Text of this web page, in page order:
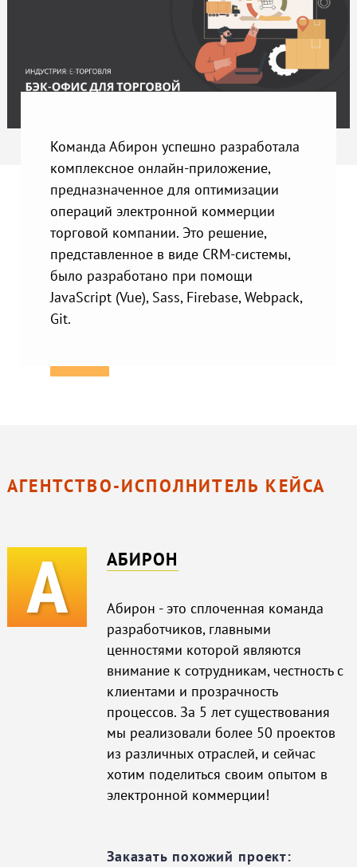
Команда Абирон успешно разработала
комплексное онлайн-приложение,
предназначенное для оптимизации
операций электронной коммерции
торговой компании. Это решение,
представленное в виде CRM-системы,
было разработано при помощи
JavaScript (Vue), Sass, Firebase, Webpack,
Git.
АГЕНТСТВО-ИСПОЛНИТЕЛЬ КЕЙСА
АБИРОН
Абирон - это сплоченная команда
разработчиков, главными
ценностями которой являются
внимание к сотрудникам, честность с
клиентами и прозрачность
процессов. За 5 лет существования
мы реализовали более 50 проектов
из различных отраслей, и сейчас
хотим поделиться своим опытом в
электронной коммерции!
Заказать похожий проект: